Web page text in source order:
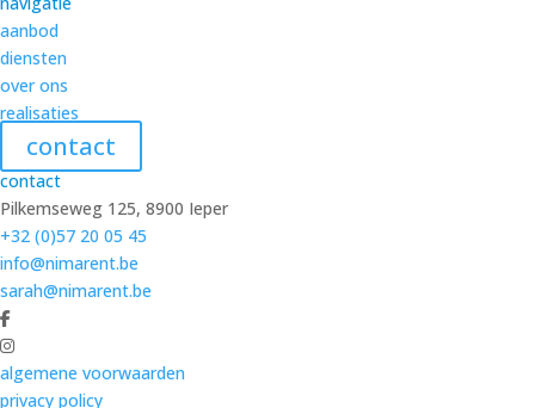
aanbod
diensten
over ons
realisaties
contact
contact
Pilkemseweg 125, 8900 Ieper
+32 (0)57 20 05 45
info@nimarent.be
sarah@nimarent.be
algemene voorwaarden
privacy policy